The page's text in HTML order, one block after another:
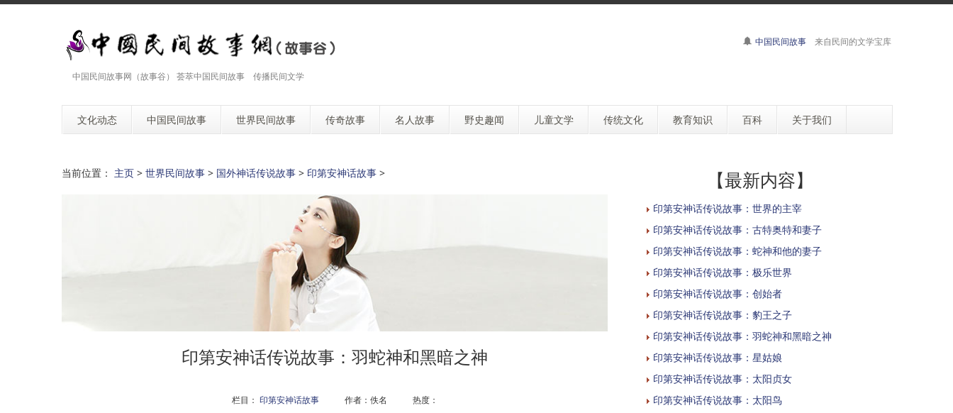
中国民间故事网（故事谷） 荟萃中国民间故事 传播民间文学
中国民间故事 来自民间的文学宝库
文化动态 中国民间故事 世界民间故事 传奇故事 名人故事 野史趣闻 儿童文学 传统文化 教育知识 百科 关于我们
当前位置： 主页 > 世界民间故事 > 国外神话传说故事 > 印第安神话故事 >
印第安神话传说故事：羽蛇神和黑暗之神
栏目： 印第安神话故事作者：佚名 热度：
【最新内容】
印第安神话传说故事：世界的主宰
印第安神话传说故事：古特奥特和妻子
印第安神话传说故事：蛇神和他的妻子
印第安神话传说故事：极乐世界
印第安神话传说故事：创始者
印第安神话传说故事：豹王之子
印第安神话传说故事：羽蛇神和黑暗之神
印第安神话传说故事：星姑娘
印第安神话传说故事：太阳贞女
印第安神话传说故事：太阳鸟